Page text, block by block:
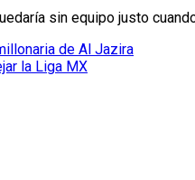
sin equipo justo
de Al Jazira
la Liga MX